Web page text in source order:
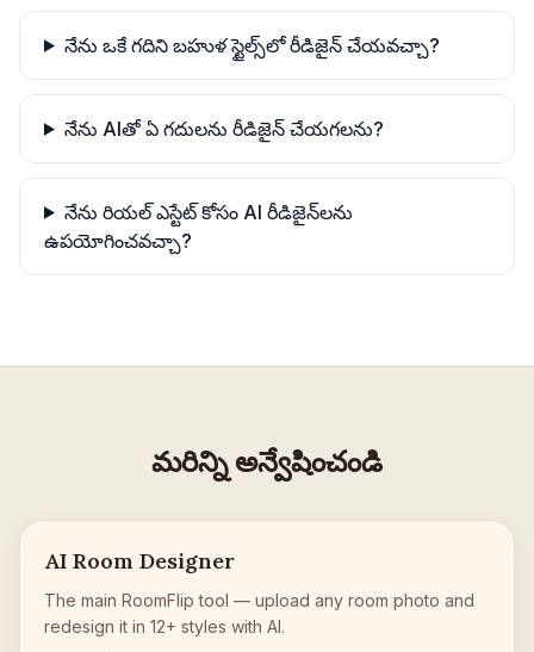
నేను ఒకే గదిని బహుళ స్టైల్స్‌లో రీడిజైన్ చేయవచ్చా?
నేను AIతో ఏ గదులను రీడిజైన్ చేయగలను?
నేను రియల్ ఎస్టేట్ కోసం AI రీడిజైన్‌లను
ఉపయోగించవచ్చా?
మరిన్ని అన్వేషించండి
AI Room Designer
The main RoomFlip tool — upload any room photo and
redesign it in 12+ styles with AI.